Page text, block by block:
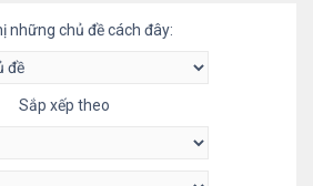
những chủ đề cách đây:
Sắp xếp theo